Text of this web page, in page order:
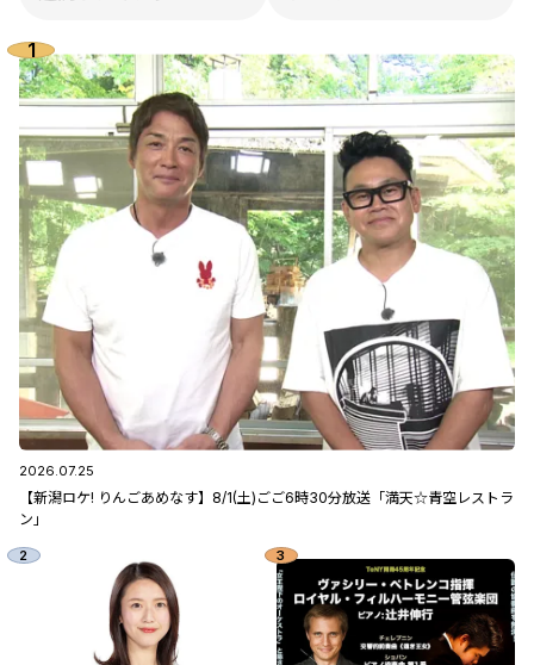
2026.07.25
【新潟ロケ! りんごあめなす】8/1(土)ごご6時30分放送「満天☆青空レストラ
ン」